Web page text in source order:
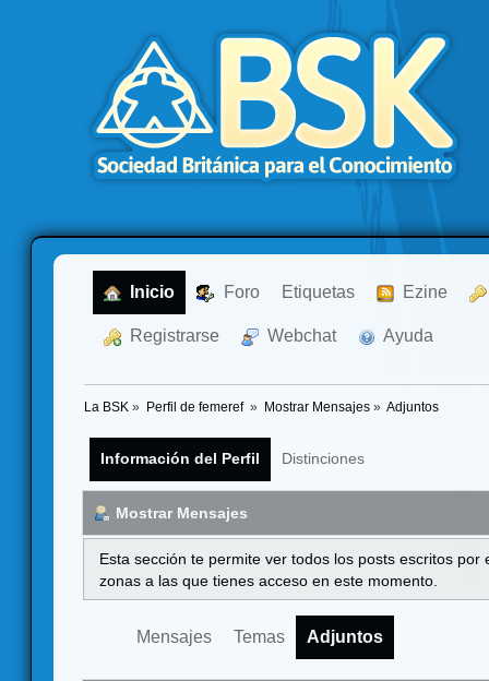
Inicio Foro Etiquetas Ezine
Registrarse Webchat Ayuda
La BSK » Perfil de femeref » Mostrar Mensajes» Adjuntos
Información del Perfil Distinciones
Mostrar Mensajes
Esta sección te permite ver todos los posts escritos
zonas a las que tienes acceso en este momento.
Mensajes Temas Adjuntos